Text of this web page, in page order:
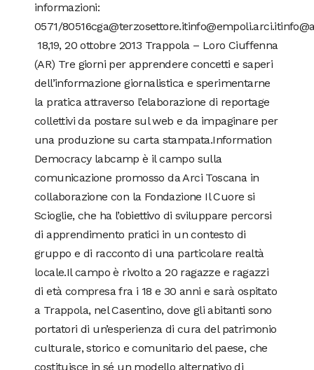
informazioni:
0571/
18,19, 20 ottobre 2013 Trappola – Loro Ciuffenna
(AR) Tre giorni per apprendere concetti e saperi
dell’informazione giornalistica e sperimentarne
la pratica attraverso l’elaborazione di reportage
collettivi da postare sul web e da impaginare per
una produzione su carta stampata.Information
Democracy labcamp è il campo sulla
comunicazione promosso da Arci Toscana in
collaborazione con la Fondazione Il Cuore si
Scioglie, che ha l’obiettivo di sviluppare percorsi
di apprendimento pratici in un contesto di
gruppo e di racconto di una particolare realtà
locale.Il campo è rivolto a 20 ragazze e ragazzi
di età compresa fra i 18 e 30 anni e sarà ospitato
a Trappola, nel Casentino, dove gli abitanti sono
portatori di un’esperienza di cura del patrimonio
culturale, storico e comunitario del paese, che
costituisce in sé un modello alternativo di